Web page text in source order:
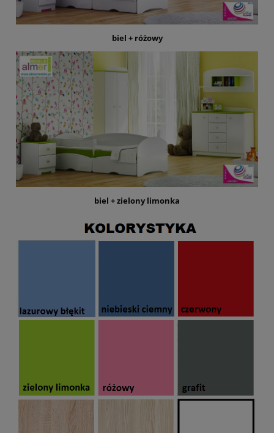
biel + różowy
biel + zielony limonka